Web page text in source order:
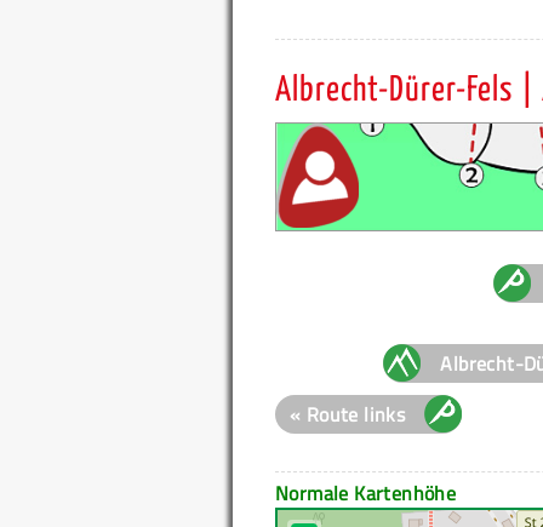
Albrecht-Dürer-Fels
Albrecht-
« Route links
Normale Kartenhöhe